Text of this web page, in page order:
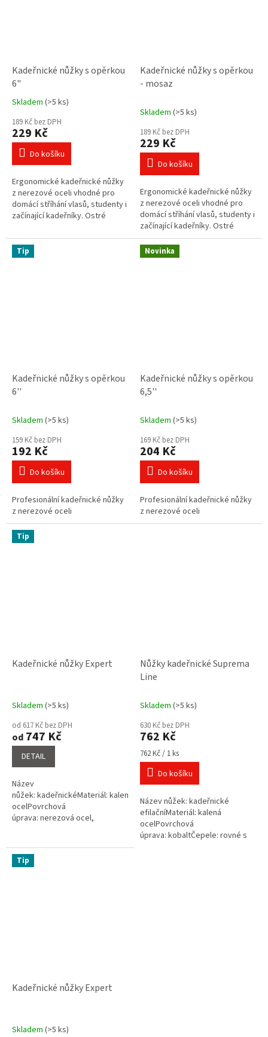
Kadeřnické nůžky s opěrkou
6"
Průměrné
hodnocení
produktu
je
5,0
hvězdiček.
Skladem (>5 ks)
189 Kč bez DPH
229 Kč
Do košíku
Ergonomické kadeřnické nůžky
z nerezové oceli vhodné pro
domácí stříhání vlasů, studenty i
začínající kadeřníky. Ostré
pohodlné držení zajistí přesný...
Kadeřnické nůžky s opěrkou
- mosaz
Skladem (>5 ks)
189 Kč bez DPH
229 Kč
Do košíku
Ergonomické kadeřnické nůžky
z nerezové oceli vhodné pro
domácí stříhání vlasů, studenty i
začínající kadeřníky. Ostré
čepele, lehká konstrukce a
pohodlné držení zajistí přesný...
Tip
Kadeřnické nůžky s opěrkou
6''
Skladem (>5 ks)
159 Kč bez DPH
192 Kč
Do košíku
Profesionální kadeřnické nůžky
z nerezové oceli
Novinka
Kadeřnické nůžky s opěrkou
6,5''
Skladem (>5 ks)
169 Kč bez DPH
204 Kč
Do košíku
Profesionální kadeřnické nůžky
z nerezové oceli
Tip
Kadeřnické nůžky Expert
Skladem (>5 ks)
od 617 Kč bez DPH
od 747 Kč
DETAIL
Název
nůžek: kadeřnickéMateriál: kalená
ocelPovrchová
úprava: nerezová ocel,
výstelkouCelková délka...
Nůžky kadeřnické Suprema
Line
Skladem (>5 ks)
630 Kč bez DPH
762 Kč
Měrná
cena:
762 Kč / 1 ks
Do košíku
Název nůžek: kadeřnické
efilačníMateriál: kalená
ocelPovrchová
úprava: kobaltČepele: rovné s
Tip
Kadeřnické nůžky Expert
Skladem (>5 ks)